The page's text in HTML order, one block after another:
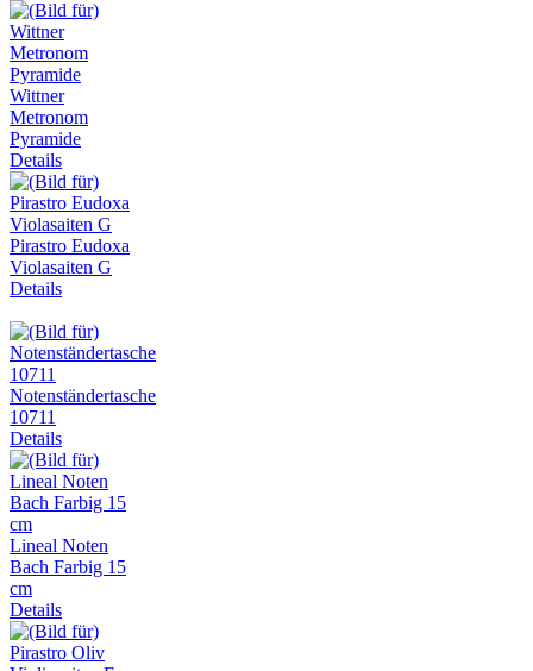
Wittner
Metronom
Pyramide
Details
Pirastro Eudoxa
Violasaiten G
Details
Notenständertasche
10711
Details
Lineal Noten
Bach Farbig 15
cm
Details